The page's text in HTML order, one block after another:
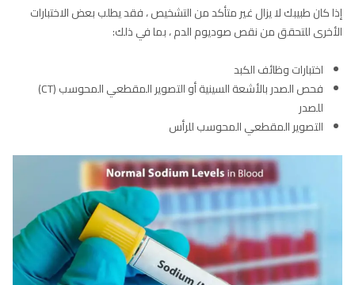
إذا كان طبيبك لا يزال غير متأكد من التشخيص ، فقد يطلب بعض الاختبارات
الأخرى للتحقق من نقص صوديوم الدم ، بما في ذلك:
اختبارات وظائف الكبد
فحص الصدر بالأشعة السينية أو التصوير المقطعي المحوسب (CT)
للصدر
التصوير المقطعي المحوسب للرأس